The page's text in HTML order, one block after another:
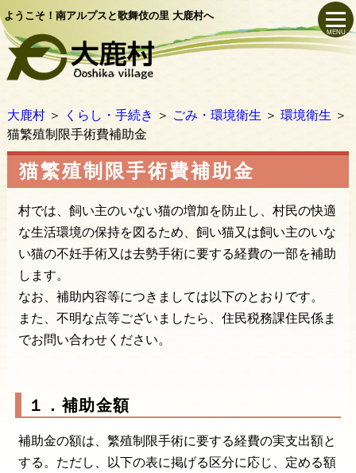
ようこそ！南アルプスと歌舞伎の里 大鹿村へ
MENU
大鹿村 ＞ くらし・手続き ＞ ごみ・環境衛生 ＞ 環境衛生 ＞
猫繁殖制限手術費補助金
猫繁殖制限手術費補助金
村では、飼い主のいない猫の増加を防止し、村民の快適
な生活環境の保持を図るため、飼い猫又は飼い主のいな
い猫の不妊手術又は去勢手術に要する経費の一部を補助
します。
なお、補助内容等につきましては以下のとおりです。
また、不明な点等ございましたら、住民税務課住民係ま
でお問い合わせください。
１．補助金額
補助金の額は、繁殖制限手術に要する経費の実支出額と
する。ただし、以下の表に掲げる区分に応じ、定める額